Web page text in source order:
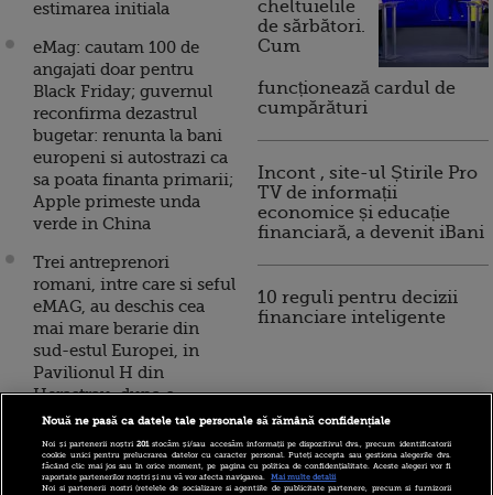
estimarea initiala
eMag: cautam 100 de
angajati doar pentru
Black Friday; guvernul
reconfirma dezastrul
bugetar: renunta la bani
europeni si autostrazi ca
sa poata finanta primarii;
Apple primeste unda
verde in China
Trei antreprenori
romani, intre care si seful
eMAG, au deschis cea
mai mare berarie din
sud-estul Europei, in
Pavilionul H din
Herastrau, dupa o
investitie de 3 mil. euro
Mega Image vinde online
pe platforma
cheltuielile
de sărbători.
Cum
funcționează cardul de
cumpărături
Incont , site-ul Știrile Pro
TV de informații
economice și educație
financiară, a devenit iBani
10 reguli pentru decizii
financiare inteligente
Nouă ne pasă ca datele tale personale să rămână confidențiale
Noi și partenerii noștri201stocăm și/sau accesăm informații pe dispozitivul dvs., precum identificatorii
cookie unici pentru prelucrarea datelor cu caracter personal. Puteți accepta sau gestiona alegerile dvs.
făcând clic mai jos sau în orice moment, pe pagina cu politica de confidențialitate. Aceste alegeri vor fi
raportate partenerilor noștri și nu vă vor afecta navigarea.
Mai multe detalii
Noi si partenerii nostri (retelele de socializare si agentiile de publicitate partenere, precum si furnizorii